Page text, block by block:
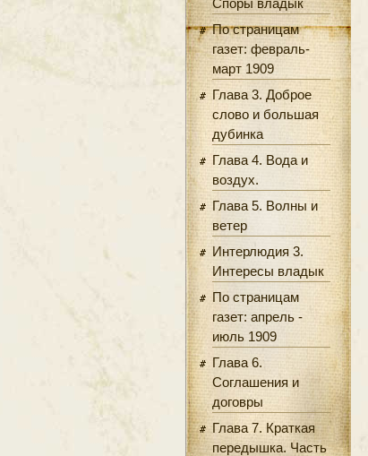
По страницам
газет: февраль-
март 1909
Глава 3. Доброе
слово и большая
дубинка
Глава 4. Вода и
воздух.
Глава 5. Волны и
ветер
Интерлюдия 3.
Интересы владык
По страницам
газет: апрель -
июль 1909
Глава 6.
Соглашения и
договры
Глава 7. Краткая
передышка. Часть